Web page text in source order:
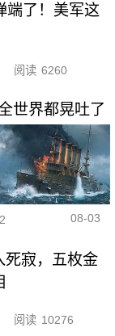
端了！美军这
阅读 6260
世界都晃吐了
08-03
死寂，五枚金
阅读 10276